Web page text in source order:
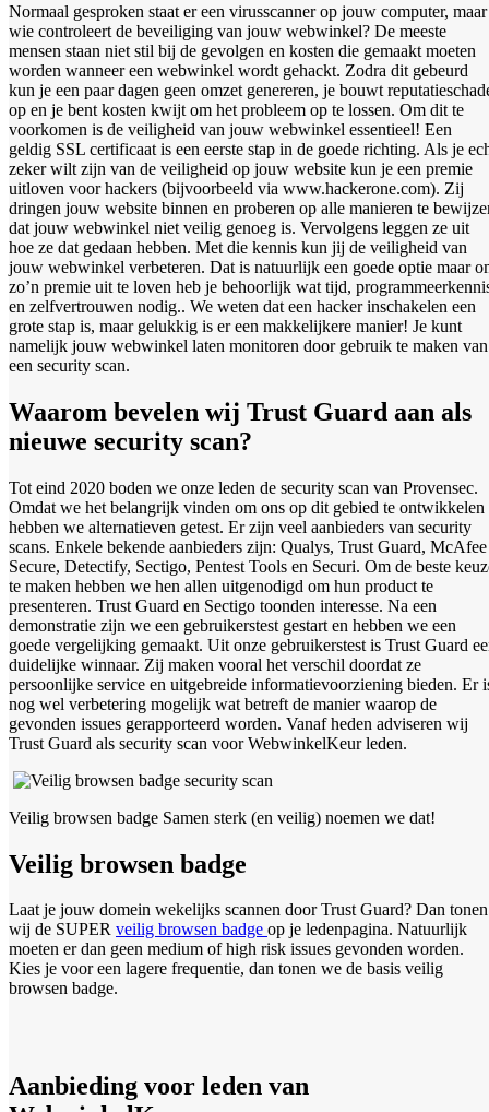
Normaal gesproken staat er een virusscanner op jouw computer, maar
wie controleert de beveiliging van jouw webwinkel? De meeste
mensen staan niet stil bij de gevolgen en kosten die gemaakt moeten
worden wanneer een webwinkel wordt gehackt. Zodra dit gebeurd
kun je een paar dagen geen omzet genereren, je bouwt
op en je bent kosten kwijt om het probleem op te lossen. Om dit te
voorkomen is de veiligheid van jouw webwinkel essentieel! Een
geldig SSL certificaat is een eerste stap in de goede richting. Als je
zeker wilt zijn van de veiligheid op jouw website kun je een premie
uitloven voor hackers (bijvoorbeeld via www.hackerone.com). Zij
dringen jouw website binnen en proberen op alle manieren te
dat jouw webwinkel niet veilig genoeg is. Vervolgens leggen ze uit
hoe ze dat gedaan hebben. Met die kennis kun jij de veiligheid van
jouw webwinkel verbeteren. Dat is natuurlijk een goede optie maar
zo’n premie uit te loven heb je behoorlijk wat tijd,
en zelfvertrouwen nodig.. We weten dat een hacker inschakelen een
grote stap is, maar gelukkig is er een makkelijkere manier! Je kunt
namelijk jouw webwinkel laten monitoren door gebruik te maken van
een security scan.
Waarom bevelen wij Trust Guard aan als
nieuwe security scan?
Tot eind 2020 boden we onze leden de security scan van Provensec.
Omdat we het belangrijk vinden om ons op dit gebied te ontwikkelen
hebben we alternatieven getest. Er zijn veel aanbieders van security
scans. Enkele bekende aanbieders zijn: Qualys, Trust Guard, McAfee
Secure, Detectify, Sectigo, Pentest Tools en Securi. Om de beste
te maken hebben we hen allen uitgenodigd om hun product te
presenteren. Trust Guard en Sectigo toonden interesse. Na een
demonstratie zijn we een gebruikerstest gestart en hebben we een
goede vergelijking gemaakt. Uit onze gebruikerstest is Trust Guard
duidelijke winnaar. Zij maken vooral het verschil doordat ze
persoonlijke service en uitgebreide informatievoorziening bieden. Er
nog wel verbetering mogelijk wat betreft de manier waarop de
gevonden issues gerapporteerd worden. Vanaf heden adviseren wij
Trust Guard als security scan voor WebwinkelKeur leden.
Veilig browsen badge Samen sterk (en veilig) noemen we dat!
Veilig browsen badge
Laat je jouw domein wekelijks scannen door Trust Guard? Dan tonen
wij de SUPER veilig browsen badge op je ledenpagina. Natuurlijk
moeten er dan geen medium of high risk issues gevonden worden.
Kies je voor een lagere frequentie, dan tonen we de basis veilig
browsen badge.
Aanbieding voor leden van